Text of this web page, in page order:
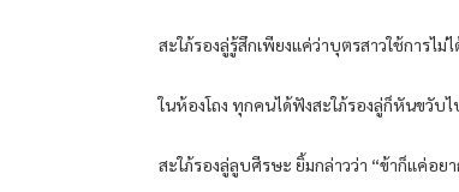
สะใภ้รองลู่รู้สึกเพียงแค่ว่าบุตรสาวใช้การไม่
ในห้องโถง ทุกคนได้ฟังสะใภ้รองลู่ก็หันขวับ
สะใภ้รองลู่ลูบศีรษะ ยิ้มกล่าวว่า “ข้าก็แค่อยา